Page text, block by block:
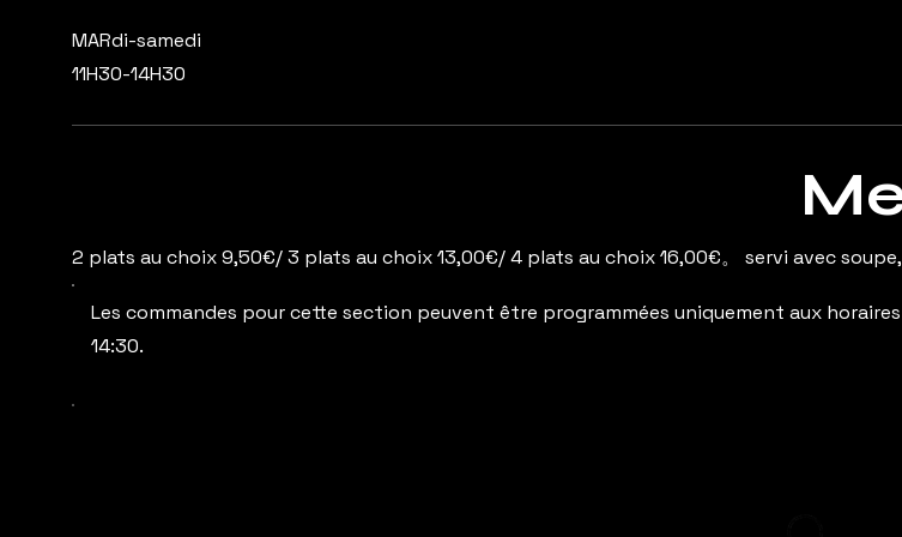
MARdi-samedi
11H30-14H30
2 plats au choix 9,50€/ 3 plats au choix 13,00€/ 4 plats au choix 16,00€。 servi avec
Les commandes pour cette section peuvent être programmées uniquement aux horaires
14:30.